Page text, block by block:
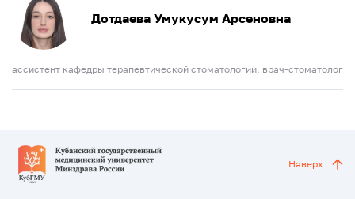
Дотдаева Умукусум Арсеновна
ассистент кафедры терапевтической стоматологии, врач-стоматолог
Наверх